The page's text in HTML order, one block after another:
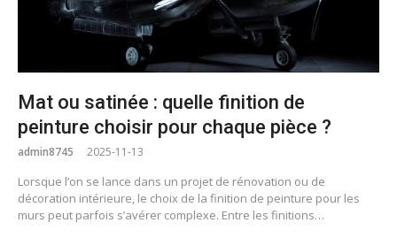
Mat ou satinée : quelle finition de
peinture choisir pour chaque pièce ?
admin8745 2025-11-13
Lorsque l’on se lance dans un projet de rénovation ou de
décoration intérieure, le choix de la finition de peinture pour les
murs peut parfois s’avérer complexe. Entre les finitions…